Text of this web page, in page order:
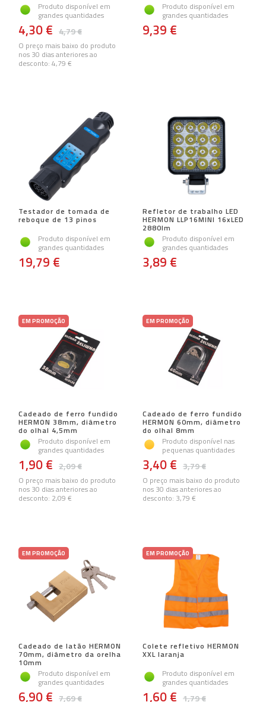
Produto disponível em
grandes quantidades
4,79 €
4,30 €
O preço mais baixo do produto
nos 30 dias anteriores ao
desconto: 4,79 €
Produto disponível em
grandes quantidades
9,39 €
Testador de tomada de
reboque de 13 pinos
Produto disponível em
grandes quantidades
19,79 €
Refletor de trabalho LED
HERMON LLP16MINI 16xLED
2880lm
Produto disponível em
grandes quantidades
3,89 €
EM PROMOÇÃO
Cadeado de ferro fundido
HERMON 38mm, diâmetro
do olhal 4,5mm
Produto disponível em
grandes quantidades
2,09 €
1,90 €
O preço mais baixo do produto
nos 30 dias anteriores ao
desconto: 2,09 €
EM PROMOÇÃO
Cadeado de ferro fundido
HERMON 60mm, diâmetro
do olhal 8mm
Produto disponível nas
pequenas quantidades
3,79 €
3,40 €
O preço mais baixo do produto
nos 30 dias anteriores ao
desconto: 3,79 €
EM PROMOÇÃO
Cadeado de latão HERMON
70mm, diâmetro da orelha
10mm
Produto disponível em
grandes quantidades
7,69 €
6,90 €
EM PROMOÇÃO
Colete refletivo HERMON
XXL laranja
Produto disponível em
grandes quantidades
1,79 €
1,60 €